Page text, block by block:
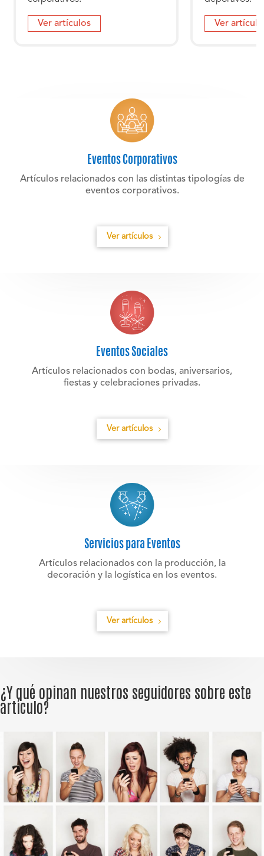
Ver artículos Ver
Eventos Corporativos
Artículos relacionados con las distintas tipologías de
eventos corporativos.
Ver artículos
Eventos Sociales
Artículos relacionados con bodas, aniversarios,
fiestas y celebraciones privadas.
Ver artículos
Servicios para Eventos
Artículos relacionados con la producción, la
decoración y la logística en los eventos.
Ver artículos
¿Y qué opinan nuestros seguidores sobre este
artículo?